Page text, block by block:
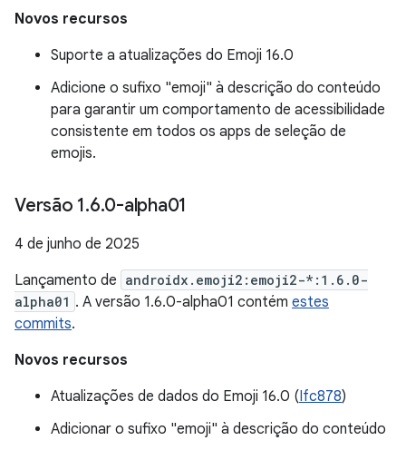
Novos recursos
Suporte a atualizações do Emoji 16.0
Adicione o sufixo "emoji" à descrição do conteúdo
para garantir um comportamento de acessibilidade
consistente em todos os apps de seleção de
emojis.
Versão 1.6.0-alpha01
4 de junho de 2025
Lançamento de androidx.emoji2:emoji2-*:1.6.0-
alpha01 . A versão 1.6.0-alpha01 contém estes
commits.
Novos recursos
Atualizações de dados do Emoji 16.0 (Ifc878)
Adicionar o sufixo "emoji" à descrição do conteúdo